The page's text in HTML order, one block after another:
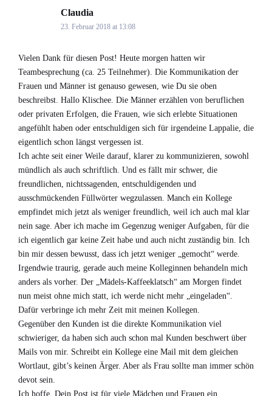
Claudia
23. Februar 2018 at 13:08
Vielen Dank für diesen Post! Heute morgen hatten wir
Teambesprechung (ca. 25 Teilnehmer). Die Kommunikation der
Frauen und Männer ist genauso gewesen, wie Du sie oben
beschreibst. Hallo Klischee. Die Männer erzählen von beruflichen
oder privaten Erfolgen, die Frauen, wie sich erlebte Situationen
angefühlt haben oder entschuldigen sich für irgendeine Lappalie, die
eigentlich schon längst vergessen ist.
Ich achte seit einer Weile darauf, klarer zu kommunizieren, sowohl
mündlich als auch schriftlich. Und es fällt mir schwer, die
freundlichen, nichtssagenden, entschuldigenden und
ausschmückenden Füllwörter wegzulassen. Manch ein Kollege
empfindet mich jetzt als weniger freundlich, weil ich auch mal klar
nein sage. Aber ich mache im Gegenzug weniger Aufgaben, für die
ich eigentlich gar keine Zeit habe und auch nicht zuständig bin. Ich
bin mir dessen bewusst, dass ich jetzt weniger „gemocht“ werde.
Irgendwie traurig, gerade auch meine Kolleginnen behandeln mich
anders als vorher. Der „Mädels-Kaffeeklatsch“ am Morgen findet
nun meist ohne mich statt, ich werde nicht mehr „eingeladen“.
Dafür verbringe ich mehr Zeit mit meinen Kollegen.
Gegenüber den Kunden ist die direkte Kommunikation viel
schwieriger, da haben sich auch schon mal Kunden beschwert über
Mails von mir. Schreibt ein Kollege eine Mail mit dem gleichen
Wortlaut, gibt’s keinen Ärger. Aber als Frau sollte man immer schön
devot sein.
Ich hoffe, Dein Post ist für viele Mädchen und Frauen ein